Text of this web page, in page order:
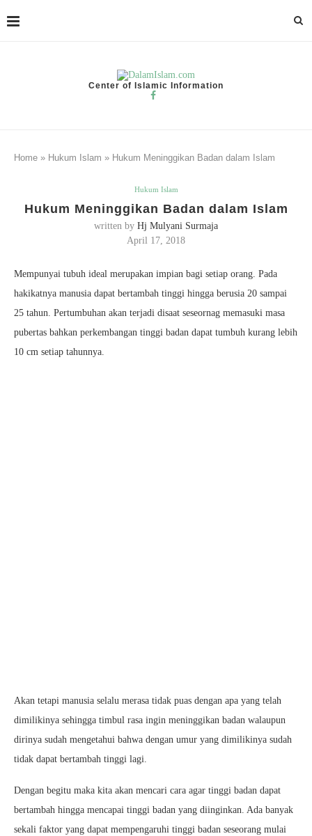
Center of Islamic Information
Home » Hukum Islam » Hukum Meninggikan Badan dalam Islam
Hukum Islam
Hukum Meninggikan Badan dalam Islam
written by Hj Mulyani Surmaja
April 17, 2018
Mempunyai tubuh ideal merupakan impian bagi setiap orang. Pada
hakikatnya manusia dapat bertambah tinggi hingga berusia 20 sampai
25 tahun. Pertumbuhan akan terjadi disaat seseornag memasuki masa
pubertas bahkan perkembangan tinggi badan dapat tumbuh kurang lebih
10 cm setiap tahunnya.
Akan tetapi manusia selalu merasa tidak puas dengan apa yang telah
dimilikinya sehingga timbul rasa ingin meninggikan badan walaupun
dirinya sudah mengetahui bahwa dengan umur yang dimilikinya sudah
tidak dapat bertambah tinggi lagi.
Dengan begitu maka kita akan mencari cara agar tinggi badan dapat
bertambah hingga mencapai tinggi badan yang diinginkan. Ada banyak
sekali faktor yang dapat mempengaruhi tinggi badan seseorang mulai